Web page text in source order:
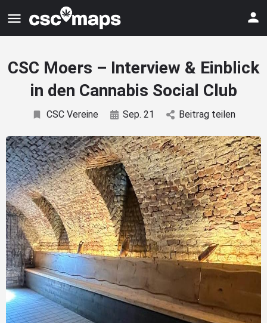
CSC Moers – Interview & Einblick
in den Cannabis Social Club
CSC Vereine Sep. 21 Beitrag teilen